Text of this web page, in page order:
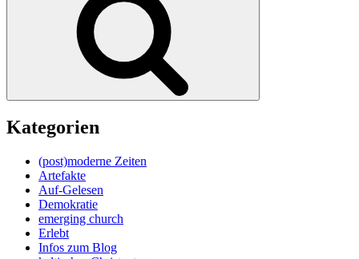
Kategorien
(post)moderne Zeiten
Artefakte
Auf-Gelesen
Demokratie
emerging church
Erlebt
Infos zum Blog